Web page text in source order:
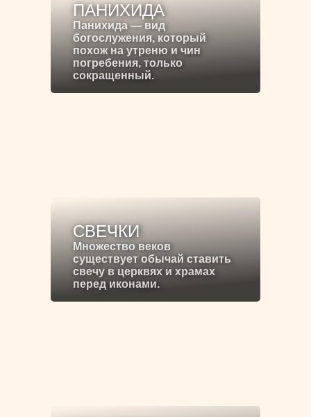
ПАНИХИДА
Панихида — вид
богослужения, который
похож на утреню и чин
погребения, только
сокращенный.
СВЕЧКИ
Множество веков
существует обычай ставить
свечу в церквях и храмах
перед иконами.